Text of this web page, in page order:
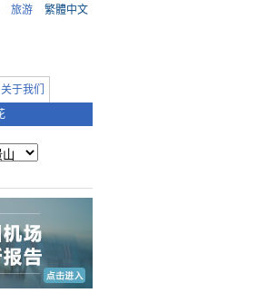
旅游 繁體中文
关于我们